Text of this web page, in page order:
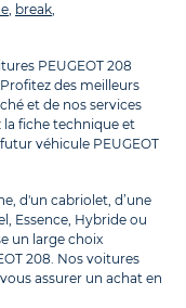
, break,
PEUGEOT 208
des meilleurs
et de nos services
fiche technique et
véhicule PEUGEOT
d'un cabriolet, d’une
Essence, Hybride ou
un large choix
208. Nos voitures
assurer un achat en